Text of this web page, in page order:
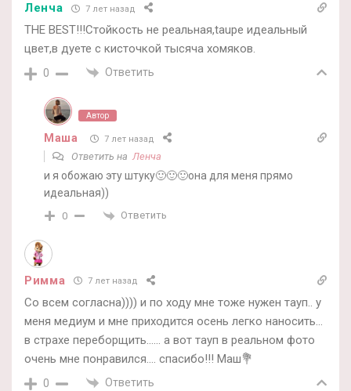
Ленча 7 лет назад
THE BEST!!!Стойкость не реальная,taupe идеальный
цвет,в дуете с кисточкой тысяча хомяков.
0 Ответить
Автор
Маша 7 лет назад
Ответить наЛенча
и я обожаю эту штуку🙂🙂🙂она для меня прямо
идеальная))
0 Ответить
Римма 7 лет назад
Со всем согласна)))) и по ходу мне тоже нужен тауп.. у
меня медиум и мне приходится осень легко наносить…
в страхе переборщить…… а вот тауп в реальном фото
очень мне понравился…. спасибо!!! Маш💐
0 Ответить